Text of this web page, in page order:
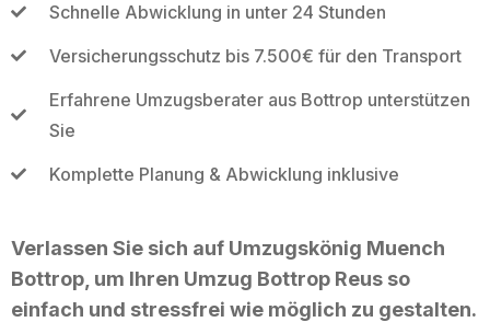
Schnelle Abwicklung in unter 24 Stunden
Versicherungsschutz bis 7.500€ für den Transport
Erfahrene Umzugsberater aus Bottrop unterstützen
Sie
Komplette Planung & Abwicklung inklusive
Verlassen Sie sich auf Umzugskönig Muench
Bottrop, um Ihren Umzug Bottrop Reus so
einfach und stressfrei wie möglich zu gestalten.